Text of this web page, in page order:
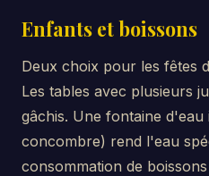
Enfants et boissons
Deux choix pour les fêtes
Les tables avec plusieurs
gâchis. Une fontaine
concombre) rend l'eau
consommation de